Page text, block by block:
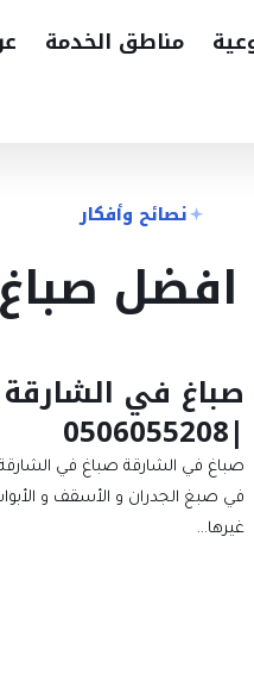
مناطق الخدمة
نصائح وأفكار
صباغ في الشارقة
|0506055208
صباغ في الشارقة صباغ في
في صبغ الجدران و الأسقف و
غيرها…